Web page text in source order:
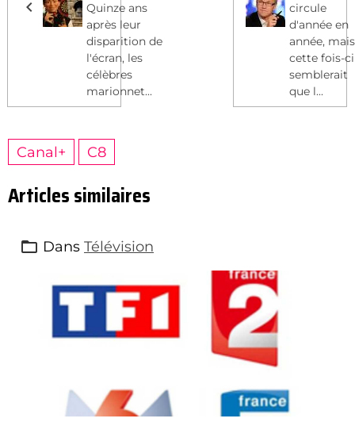
Quinze ans
après leur
disparition de
l'écran, les
célèbres
marionnet...
circule
d'année en
année, mais
cette fois-
semblerait
que l...
Canal+ C8
Articles similaires
Dans Télévision